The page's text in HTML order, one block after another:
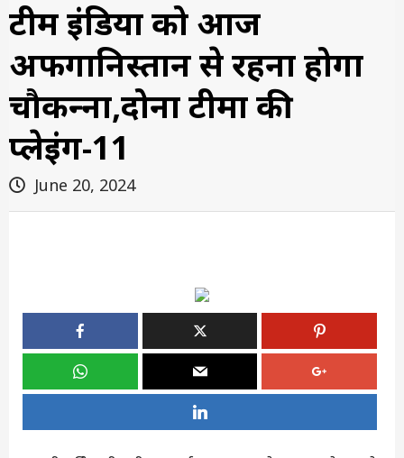
टीम इंडिया को आज
अफगानिस्‍तान से रहना होगा
चौकन्‍ना,दोनों टीमों की
प्लेइंग-11
June 20, 2024